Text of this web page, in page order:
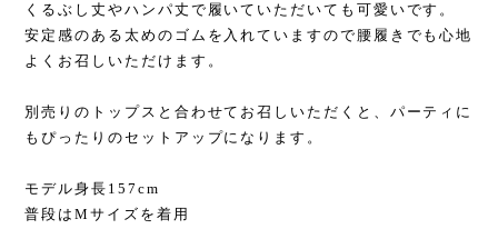
くるぶし丈やハンパ丈で履いていただいても可愛いです。
安定感のある太めのゴムを入れていますので腰履きでも心地
よくお召しいただけます。
別売りのトップスと合わせてお召しいただくと、パーティに
もぴったりのセットアップになります。
モデル身長157cm
普段はMサイズを着用